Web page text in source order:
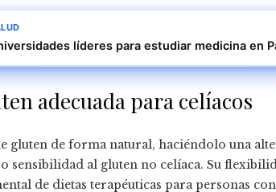
líderes para estudiar medicina en
adecuada para celíacos
gluten de forma natural, haciéndolo una
sensibilidad al gluten no celíaca. Su
de dietas terapéuticas para personas